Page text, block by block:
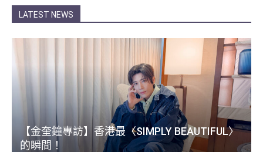
LATEST NEWS
【金奎鐘專訪】香港最〈SIMPLY BEAUTIFUL〉
的瞬間！